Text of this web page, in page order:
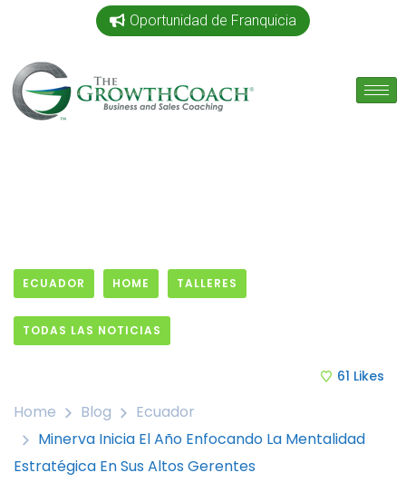
Oportunidad de Franquicia
ECUADOR HOME TALLERES
TODAS LAS NOTICIAS
61 Likes
Home Blog
Ecuador
Minerva Inicia El Año Enfocando La Mentalidad
Estratégica En Sus Altos Gerentes